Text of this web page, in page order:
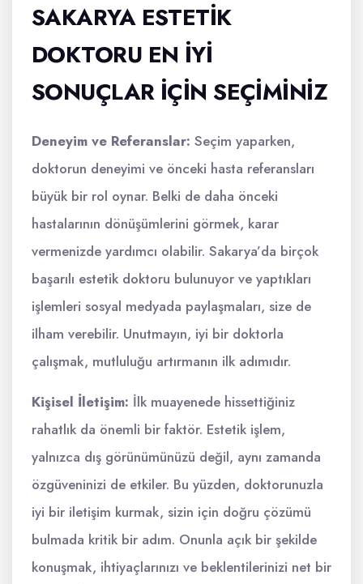
SAKARYA ESTETIK
DOKTORU EN İYI
SONUÇLAR İÇIN SEÇIMINIZ
Deneyim ve Referanslar: Seçim yaparken,
doktorun deneyimi ve önceki hasta referansları
büyük bir rol oynar. Belki de daha önceki
hastalarının dönüşümlerini görmek, karar
vermenizde yardımcı olabilir. Sakarya’da birçok
başarılı estetik doktoru bulunuyor ve yaptıkları
işlemleri sosyal medyada paylaşmaları, size de
ilham verebilir. Unutmayın, iyi bir doktorla
çalışmak, mutluluğu artırmanın ilk adımıdır.
Kişisel İletişim: İlk muayenede hissettiğiniz
rahatlık da önemli bir faktör. Estetik işlem,
yalnızca dış görünümünüzü değil, aynı zamanda
özgüveninizi de etkiler. Bu yüzden, doktorunuzla
iyi bir iletişim kurmak, sizin için doğru çözümü
bulmada kritik bir adım. Onunla açık bir şekilde
konuşmak, ihtiyaçlarınızı ve beklentilerinizi net bir